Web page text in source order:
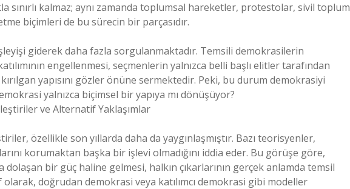
sınırlı kalmaz; aynı zamanda toplumsal hareketler, protestolar, sivil toplum
biçimleri de bu sürecin bir parçasıdır.
giderek daha fazla sorgulanmaktadır. Temsili demokrasilerin
engellenmesi, seçmenlerin yalnızca belli başlı elitler tarafından
yapısını gözler önüne sermektedir. Peki, bu durum demokrasiyi
yalnızca biçimsel bir yapıya mı dönüşüyor?
ve Alternatif Yaklaşımlar
özellikle son yıllarda daha da yaygınlaşmıştır. Bazı teorisyenler,
korumaktan başka bir işlevi olmadığını iddia eder. Bu görüşe göre,
dolaşan bir güç haline gelmesi, halkın çıkarlarının gerçek anlamda temsil
doğrudan demokrasi veya katılımcı demokrasi gibi modeller